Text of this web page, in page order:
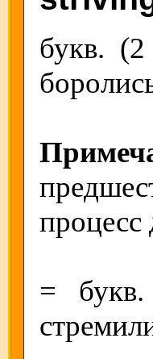
букв.
процесс
=